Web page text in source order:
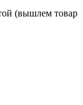
(вышлем товар